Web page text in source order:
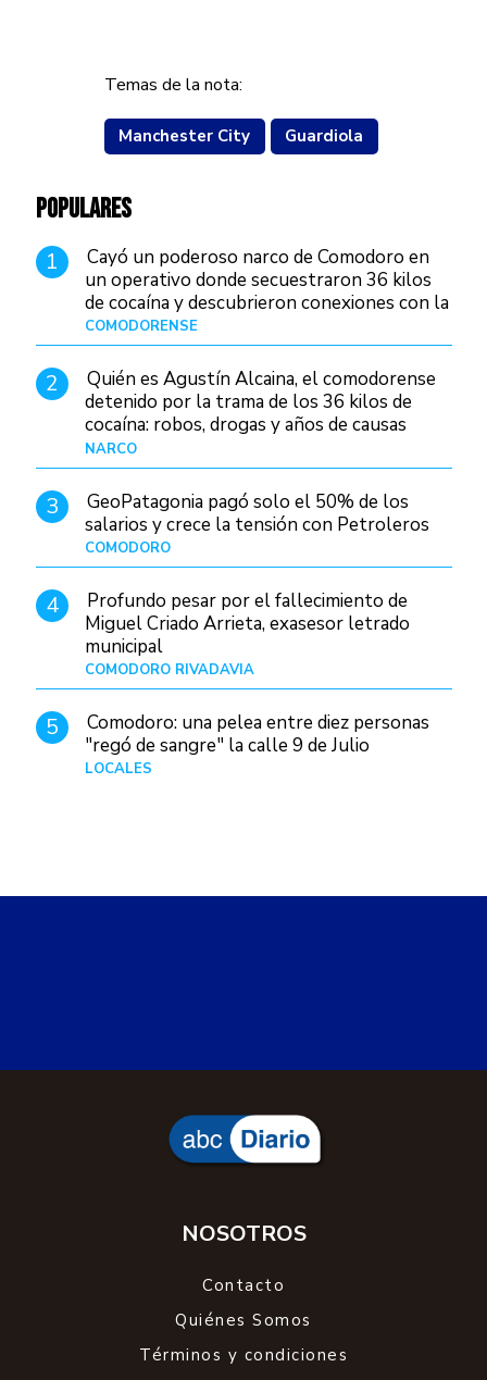
Temas de la nota:
Manchester City Guardiola
POPULARES
1
Cayó un poderoso narco de Comodoro en
un operativo donde secuestraron 36 kilos
de cocaína y descubrieron conexiones con la
Patagonia
COMODORENSE
2
Quién es Agustín Alcaina, el comodorense
detenido por la trama de los 36 kilos de
cocaína: robos, drogas y años de causas
judiciales
NARCO
3
GeoPatagonia pagó solo el 50% de los
salarios y crece la tensión con Petroleros
COMODORO
4
Profundo pesar por el fallecimiento de
Miguel Criado Arrieta, exasesor letrado
municipal
COMODORO RIVADAVIA
5
Comodoro: una pelea entre diez personas
"regó de sangre" la calle 9 de Julio
LOCALES
NOSOTROS
Contacto
Quiénes Somos
Términos y condiciones